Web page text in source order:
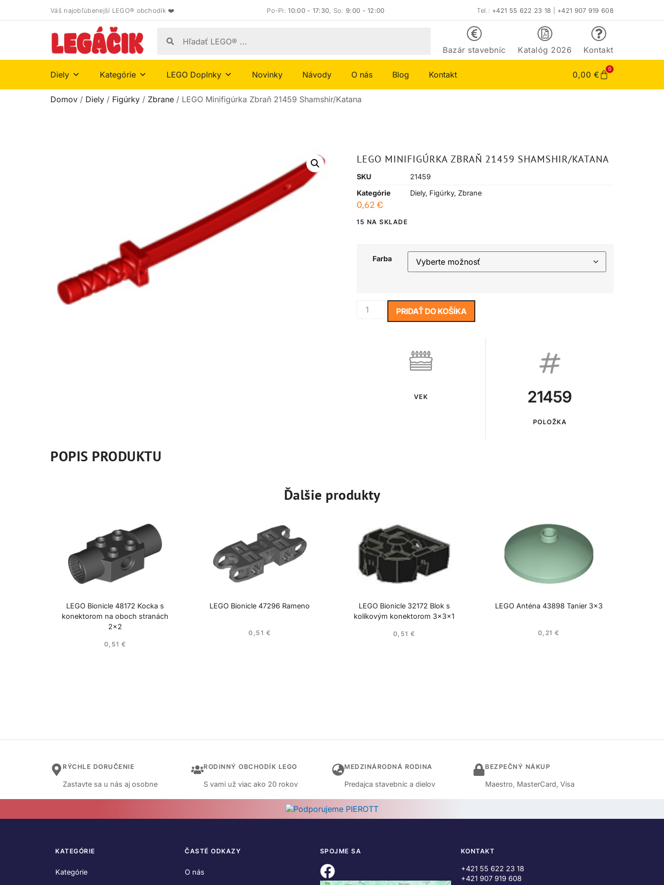
Váš najobľúbenejší LEGO® obchodík ❤️ Po-Pi:10:00 - 17:30, So:9:00 - 12:00 Tel.: +421 55 622 23 18 +421 907 919 608
Bazár stavebníc Katalóg 2026 Kontakt
Diely Kategórie LEGO Doplnky Novinky Návody O nás Blog Kontakt 0,00 €
0
Domov / Diely / Figúrky / Zbrane / LEGO Minifigúrka Zbraň 21459 Shamshir/Katana
LEGO MINIFIGÚRKA ZBRAŇ 21459 SHAMSHIR/KATANA
SKU
21459
Kategórie
Diely, Figúrky, Zbrane
0,62 €
15 NA SKLADE
Farba
PRIDAŤ DO KOŠÍKA
VEK 21459
POLOŽKA
POPIS PRODUKTU
Ďalšie produkty
LEGO Bionicle 48172 Kocka s
konektorom na oboch stranách
2×2
0,51€
LEGO Bionicle 47296 Rameno
0,51 €
LEGO Bionicle 32172 Blok s
kolíkovým konektorom 3x3x1
0,51€
LEGO Anténa 43898 Tanier 3×3
0,21€
RÝCHLE DORUČENIE
Zastavte sa u nás aj osobne
RODINNÝ OBCHODÍK LEGO
S vami už viac ako 20 rokov
MEDZINÁRODNÁ RODINA
Predajca stavebníc a dielov
BEZPEČNÝ NÁKUP
Maestro, MasterCard, Visa
KATEGÓRIE
Kategórie
ČASTÉ ODKAZY
O nás
SPOJME SA KONTAKT
+421 55 622 23 18
+421 907 919 608